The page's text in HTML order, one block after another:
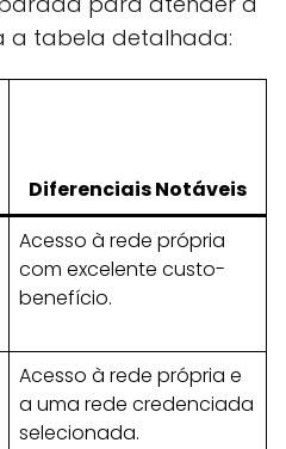
a tabela detalhada:
Diferenciais Notáveis
Acesso à rede própria
com excelente custo-
benefício.
Acesso à rede própria e
a uma rede credenciada
selecionada.